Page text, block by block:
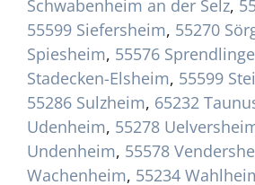
Schwabenheim an der Selz,
55599 Siefersheim, 55270
Spiesheim, 55576
Stadecken-Elsheim, 55599
55286 Sulzheim, 65232
Udenheim, 55278
Undenheim, 55578
Wachenheim, 55234